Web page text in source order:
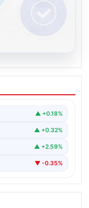
içi
Ve
biçimde bağlantı
▲ +0.18%
▲ +0.32%
▲ +2.59%
▼ -0.35%